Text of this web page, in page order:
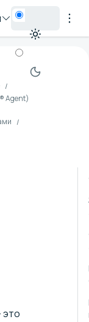
Agent)
это